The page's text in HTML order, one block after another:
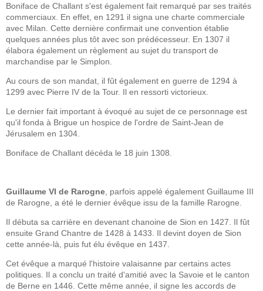
Boniface de Challant s'est également fait remarqué par ses traités
commerciaux. En effet, en 1291 il signa une charte commerciale
avec Milan. Cette dernière confirmait une convention établie
quelques années plus tôt avec son prédécesseur. En 1307 il
élabora également un règlement au sujet du transport de
marchandise par le Simplon.
Au cours de son mandat, il fût également en guerre de 1294 à
1299 avec Pierre IV de la Tour. Il en ressorti victorieux.
Le dernier fait important à évoqué au sujet de ce personnage est
qu'il fonda à Brigue un hospice de l'ordre de Saint-Jean de
Jérusalem en 1304.
Boniface de Challant décéda le 18 juin 1308.
Guillaume VI de Rarogne , parfois appelé également Guillaume III
de Rarogne, a été le dernier évêque issu de la famille Rarogne.
Il débuta sa carrière en devenant chanoine de Sion en 1427. Il fût
ensuite Grand Chantre de 1428 à 1433. Il devint doyen de Sion
cette année-là, puis fut élu évêque en 1437.
Cet évêque a marqué l'histoire valaisanne par certains actes
politiques. Il a conclu un traité d'amitié avec la Savoie et le canton
de Berne en 1446. Cette même année, il signe les accords de